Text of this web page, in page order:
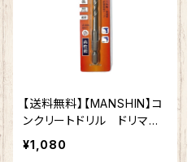
【送料無料】【MANSHIN】コ
ンクリートドリル ドリマ
ル 5.3mm 六角軸 陶器
タイル 木材 ブロック
¥1,080